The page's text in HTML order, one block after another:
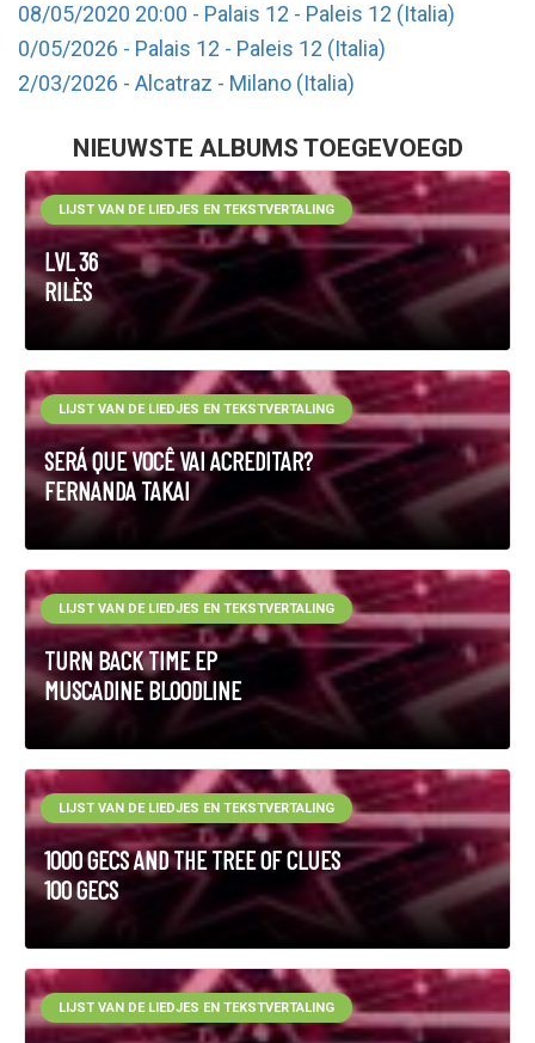
08/05/2020 20:00 - Palais 12 - Paleis 12 (Italia)
0/05/2026 - Palais 12 - Paleis 12 (Italia)
2/03/2026 - Alcatraz - Milano (Italia)
NIEUWSTE ALBUMS TOEGEVOEGD
LVL 36
RILÈS
LIJST VAN DE LIEDJES EN TEKSTVERTALING
SERÁ QUE VOCÊ VAI ACREDITAR?
FERNANDA TAKAI
LIJST VAN DE LIEDJES EN TEKSTVERTALING
TURN BACK TIME EP
MUSCADINE BLOODLINE
LIJST VAN DE LIEDJES EN TEKSTVERTALING
1000 GECS AND THE TREE OF CLUES
100 GECS
LIJST VAN DE LIEDJES EN TEKSTVERTALING
LIJST VAN DE LIEDJES EN TEKSTVERTALING